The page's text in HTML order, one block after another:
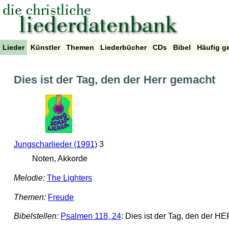
Lieder Künstler Themen Liederbücher CDs Bibel Häufig
Dies ist der Tag, den der Herr gemacht
Jungscharlieder (1991)3
Noten, Akkorde
Melodie: The Lighters
Themen: Freude
Bibelstellen: Psalmen 118, 24: Dies ist der Tag, den der